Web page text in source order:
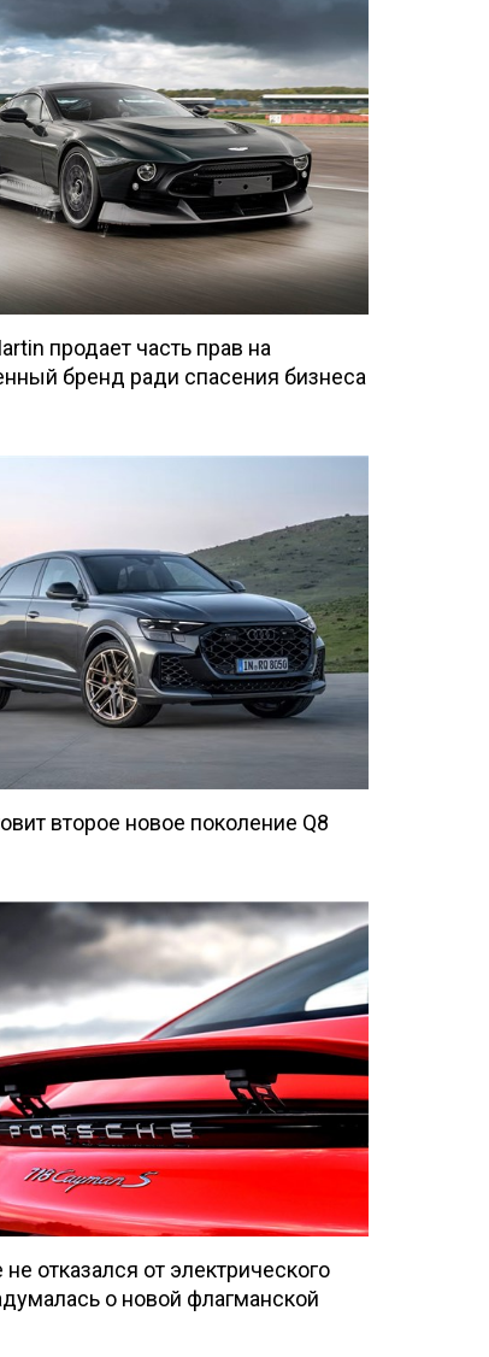
продает часть прав на
бренд ради спасения бизнеса
второе новое поколение Q8
отказался от электрического
о новой флагманской